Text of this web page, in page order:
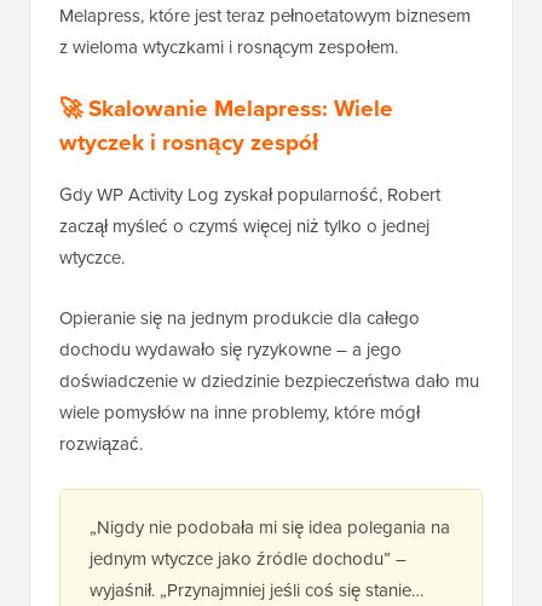
Melapress, które jest teraz pełnoetatowym biznesem
z wieloma wtyczkami i rosnącym zespołem.
🚀 Skalowanie Melapress: Wiele
wtyczek i rosnący zespół
Gdy WP Activity Log zyskał popularność, Robert
zaczął myśleć o czymś więcej niż tylko o jednej
wtyczce.
Opieranie się na jednym produkcie dla całego
dochodu wydawało się ryzykowne – a jego
doświadczenie w dziedzinie bezpieczeństwa dało mu
wiele pomysłów na inne problemy, które mógł
rozwiązać.
„Nigdy nie podobała mi się idea polegania na
jednym wtyczce jako źródle dochodu” –
wyjaśnił. „Przynajmniej jeśli coś się stanie…